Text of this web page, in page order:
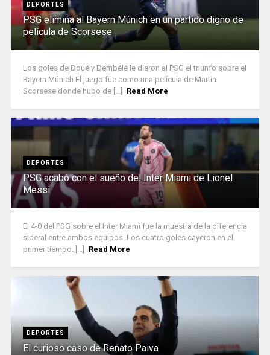
DEPORTES
PSG elimina al Bayern Múnich en un partido digno de
película de Scorsese
Los goles de Doué y Dembélé le dieron al PSG el triunfo sobre el
Bayern Múnich El juego fue como una película de Martin
Scorsese donde hubo de [...]
Read More
DEPORTES
PSG acabó con el sueño del Inter Miami de Lionel
Messi
El 4-0 del PSG sobre el Inter Miami fue la muestra de la diferencia
sideral entre ambos equipos. Los cuatro goles cayeron en el
primer tiempo. [...]
Read More
DEPORTES
El curioso caso de Renato Paiva